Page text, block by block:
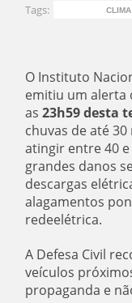
Tags: CLIMA
O Instituto
emitiu um alerta
as 23h59 desta
chuvas de até
atingir entre 40
grandes danos
descargas
alagamentos
redeelétrica.
A Defesa Civil
veículos
propaganda e